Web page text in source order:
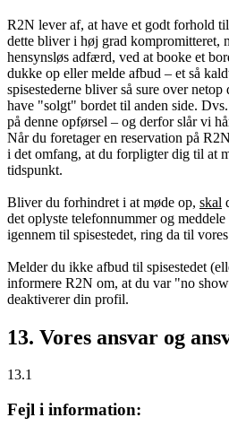
R2N lever af, at have et godt forhold
dette bliver i høj grad kompromitteret,
hensynsløs adfærd, ved at booke et
dukke op eller melde afbud – et så
spisestederne bliver så sure over
have "solgt" bordet til anden side.
på denne opførsel – og derfor slår vi
Når du foretager en reservation på
i det omfang, at du forpligter dig til at
tidspunkt.
Bliver du forhindret i at møde op, skal
det oplyste telefonnummer og
igennem til spisestedet, ring da til
Melder du ikke afbud til spisestedet
informere R2N om, at du var "no
deaktiverer din profil.
13. Vores ansvar og
13.1
Fejl i information: